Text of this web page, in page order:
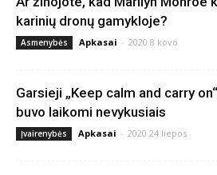
karinių dronų gamykloje?
Asmenybės Apkasai - 2020 8 kovo
Garsieji „Keep calm and carry
buvo laikomi nevykusiais
Įvairenybės Apkasai - 2020 24 liepos